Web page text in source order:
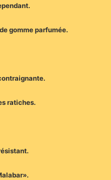
gomme parfumée.
ratiches.